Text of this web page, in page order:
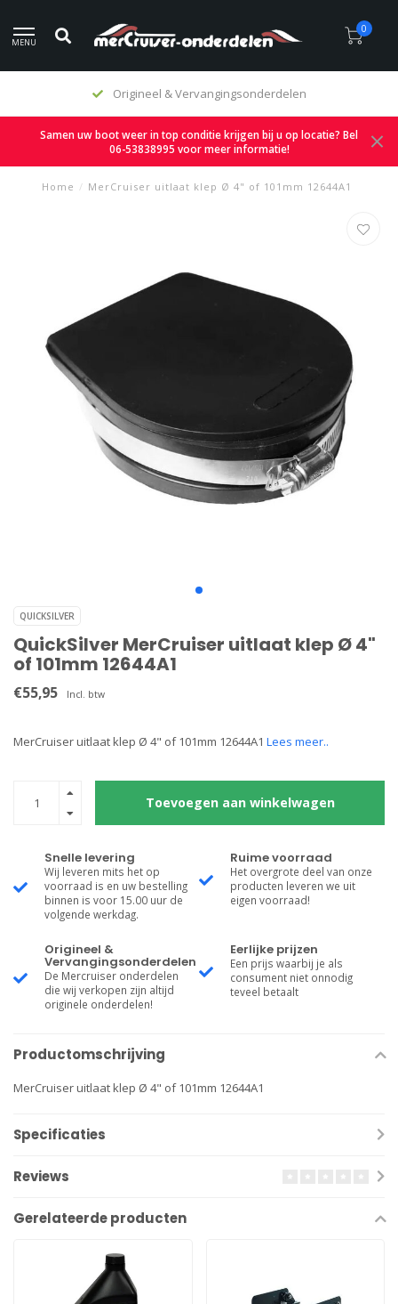
MENU
0
Origineel & Vervangingsonderdelen
Samen uw boot weer in top conditie krijgen bij u op locatie? Bel
06-53838995 voor meer informatie!
Home / MerCruiser uitlaat klep Ø 4" of 101mm 12644A1
QUICKSILVER
QuickSilver MerCruiser uitlaat klep Ø 4"
of 101mm 12644A1
€55,95 Incl. btw
MerCruiser uitlaat klep Ø 4" of 101mm 12644A1 Lees meer..
Toevoegen aan winkelwagen
Snelle levering
Wij leveren mits het op
voorraad is en uw bestelling
binnen is voor 15.00 uur de
volgende werkdag.
Ruime voorraad
Het overgrote deel van onze
producten leveren we uit
eigen voorraad!
Origineel &
Vervangingsonderdelen
De Mercruiser onderdelen
die wij verkopen zijn altijd
originele onderdelen!
Eerlijke prijzen
Een prijs waarbij je als
consument niet onnodig
teveel betaalt
Productomschrijving
MerCruiser uitlaat klep Ø 4" of 101mm 12644A1
Specificaties
Reviews
Gerelateerde producten